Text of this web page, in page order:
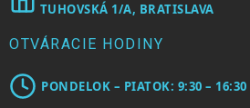
TUHOVSKÁ 1/A, BRATISLAVA
OTVÁRACIE HODINY
PONDELOK – PIATOK: 9:30 – 16:30